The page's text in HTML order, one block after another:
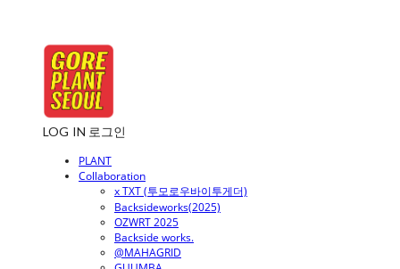
LOG IN 로그인
PLANT
Collaboration
x TXT (투모로우바이투게더)
Backsideworks(2025)
OZWRT 2025
Backside works.
@MAHAGRID